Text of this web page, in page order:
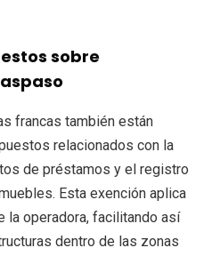
sobre
francas también están
relacionados con la
de préstamos y el registro
Esta exención aplica
la operadora, facilitando así
dentro de las zonas